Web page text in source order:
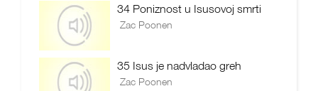
34 Poniznost u Isusovoj smrti
Zac Poonen
35 Isus je nadvladao greh
Zac Poonen